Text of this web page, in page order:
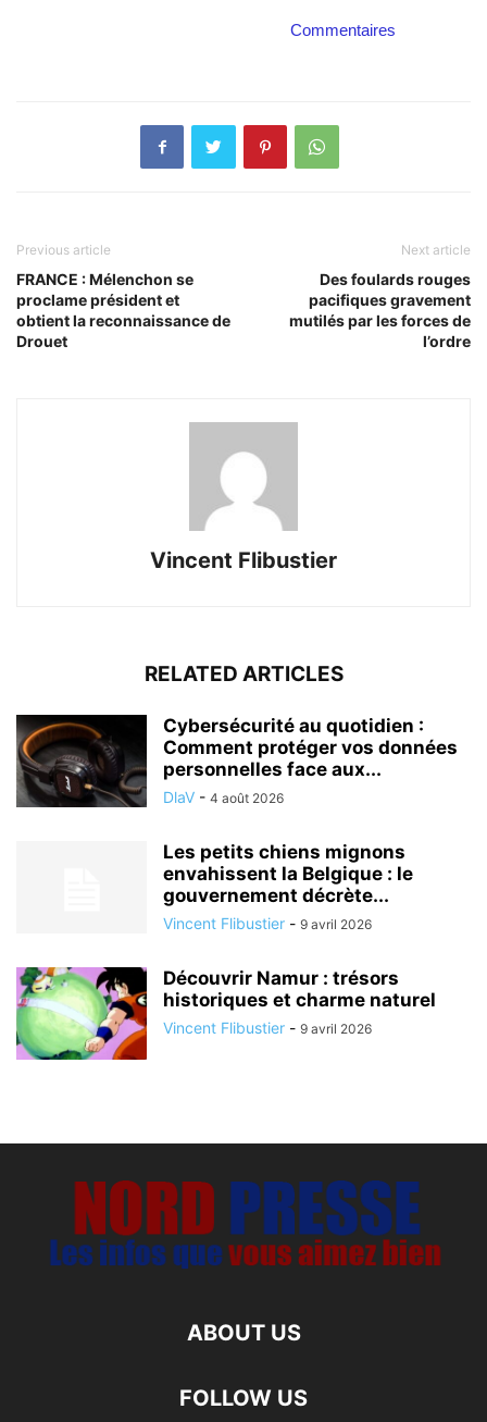
Commentaires
Previous article
FRANCE : Mélenchon se
proclame président et
obtient la reconnaissance de
Drouet
Next article
Des foulards rouges
pacifiques gravement
mutilés par les forces de
l’ordre
Vincent Flibustier
RELATED ARTICLES
Cybersécurité au quotidien :
Comment protéger vos données
personnelles face aux...
DlaV - 4 août 2026
Les petits chiens mignons
envahissent la Belgique : le
gouvernement décrète...
Vincent Flibustier - 9 avril 2026
Découvrir Namur : trésors
historiques et charme naturel
Vincent Flibustier - 9 avril 2026
ABOUT US
FOLLOW US